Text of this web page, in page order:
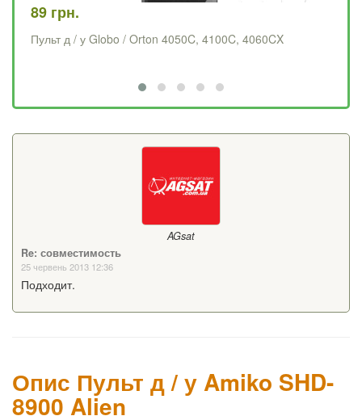
89 грн.
Пульт д / у Globo / Orton 4050C, 4100C, 4060CX
AGsat
Re: совместимость
25 червень 2013 12:36
Подходит.
Опис Пульт д / у Amiko SHD-
8900 Alien